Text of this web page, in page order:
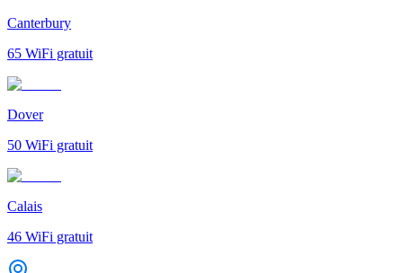
Canterbury
65 WiFi gratuit
Dover
50 WiFi gratuit
Calais
46 WiFi gratuit